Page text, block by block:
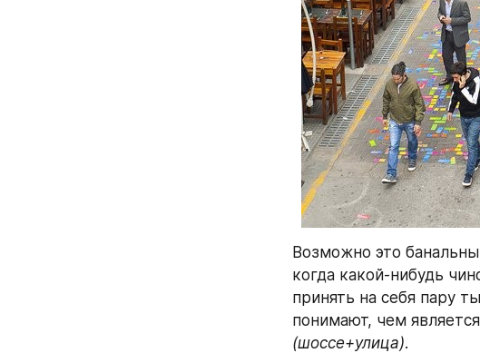
Возможно это
когда какой-нибудь
принять на себя пару
(шоссе+улица).